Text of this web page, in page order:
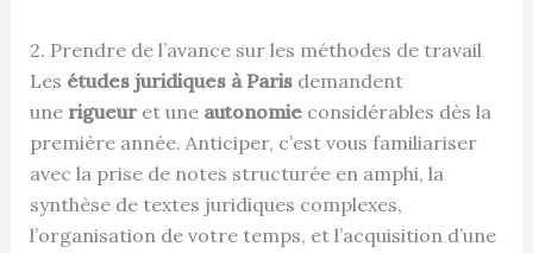
2. Prendre de l’avance sur les méthodes de travail
Les études juridiques à Parisdemandent
une rigueuret une autonomieconsidérables dès la
première année. Anticiper, c’est vous familiariser
avec la prise de notes structurée en amphi, la
synthèse de textes juridiques complexes,
l’organisation de votre temps, et l’acquisition d’une